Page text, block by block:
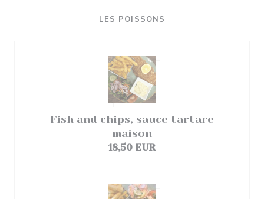
LES POISSONS
Fish and chips, sauce tartare
maison
18,50 EUR